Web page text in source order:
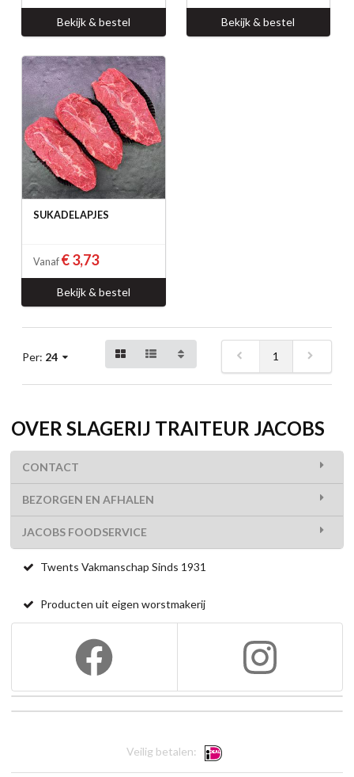
Bekijk & bestel Bekijk & bestel
SUKADELAPJES
Vanaf € 3,73
Bekijk & bestel
Per: 24 1
OVER SLAGERIJ TRAITEUR JACOBS
CONTACT
BEZORGEN EN AFHALEN
JACOBS FOODSERVICE
Twents Vakmanschap Sinds 1931
Producten uit eigen worstmakerij
Veilig betalen: